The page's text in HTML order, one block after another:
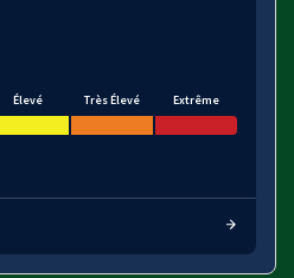
Élevé Très Élevé Extrême